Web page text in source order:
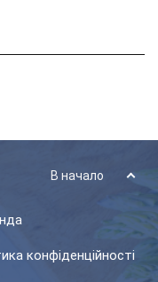
В начало
конфіденційності